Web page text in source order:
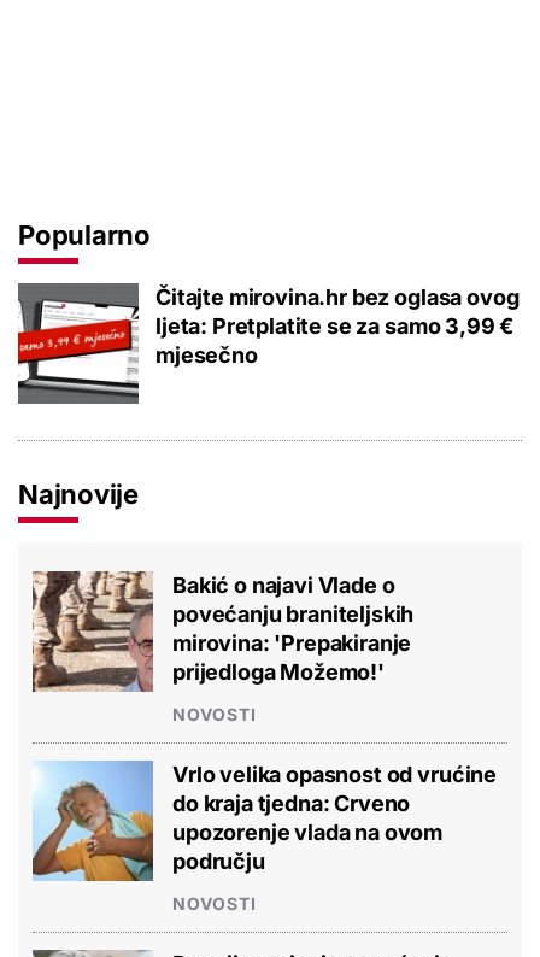
Popularno
Čitajte mirovina.hr bez oglasa ovog
ljeta: Pretplatite se za samo 3,99 €
mjesečno
Najnovije
Bakić o najavi Vlade o
povećanju braniteljskih
mirovina: 'Prepakiranje
prijedloga Možemo!'
NOVOSTI
Vrlo velika opasnost od vrućine
do kraja tjedna: Crveno
upozorenje vlada na ovom
području
NOVOSTI